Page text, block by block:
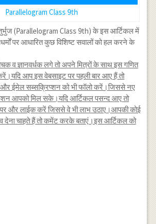
Parallelogram Class 9th
(Parallelogram Class 9th) के इस आर्टिकल में
पर आधारित कुछ विशिष्ट सवालों को हल करने के
व ज्ञानवर्धक लगे तो अपने मित्रों के साथ इस गणित
आप इस वेबसाइट पर पहली बार आए हैं तो
और ईमेल सब्सक्रिप्शन को भी फॉलो करें।जिससे नए
आपको मिल सके।यदि आर्टिकल पसन्द आए तो
और लाईक करें जिससे वे भी लाभ उठाए।आपकी कोई
देना चाहते हैं तो कमेंट करके बताएं।इस आर्टिकल को